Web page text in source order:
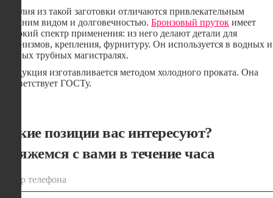
Изделия из такой заготовки отличаются привлекательным
внешним видом и долговечностью. Бронзовый пруток имеет
широкий спектр применения: из него делают детали для
механизмов, крепления, фурнитуру. Он используется в водных и
газовых трубных магистралях.
Продукция изготавливается методом холодного проката. Она
соответствует ГОСТу.
Какие позиции вас интересуют?
Свяжемся с вами в течение часа
номер телефона